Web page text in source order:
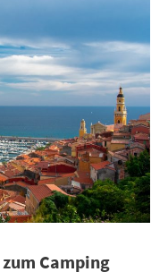
Camping